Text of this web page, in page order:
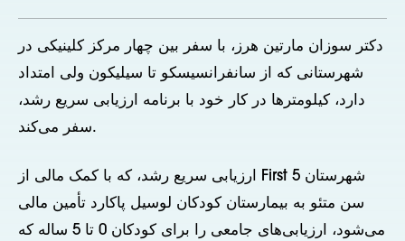
دکتر سوزان مارتین هرز، با سفر بین چهار مرکز کلینیکی در
شهرستانی که از سانفرانسیسکو تا سیلیکون ولی امتداد
دارد، کیلومترها در کار خود با برنامه ارزیابی سریع رشد،
سفر می‌کند.
ارزیابی سریع رشد، که با کمک مالی از First 5 شهرستان
سن متئو به بیمارستان کودکان لوسیل پاکارد تأمین مالی
می‌شود، ارزیابی‌های جامعی را برای کودکان 0 تا 5 ساله که